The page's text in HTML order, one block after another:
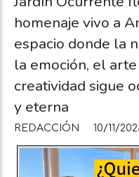
homenaje vivo a
espacio donde la
la emoción, el
creatividad sigue
y eterna
10/11/
REDACCIÓN